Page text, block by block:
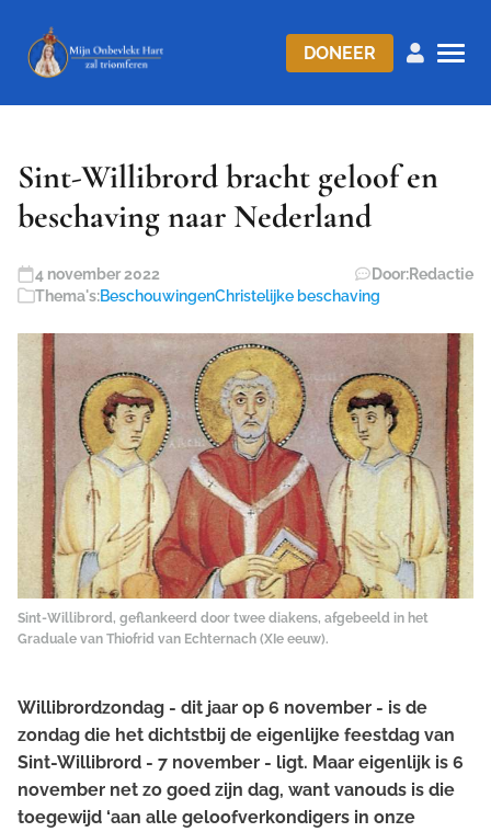
DONEER
Sint-Willibrord bracht geloof en
beschaving naar Nederland
4 november 2022 Door:Redactie
Thema's:BeschouwingenChristelijke beschaving
Sint-Willibrord, geflankeerd door twee diakens, afgebeeld in het
Graduale van Thiofrid van Echternach (XIe eeuw).
Willibrordzondag - dit jaar op 6 november - is de
zondag die het dichtstbij de eigenlijke feestdag van
Sint-Willibrord - 7 november - ligt. Maar eigenlijk is 6
november net zo goed zijn dag, want vanouds is die
toegewijd ‘aan alle geloofverkondigers in onze